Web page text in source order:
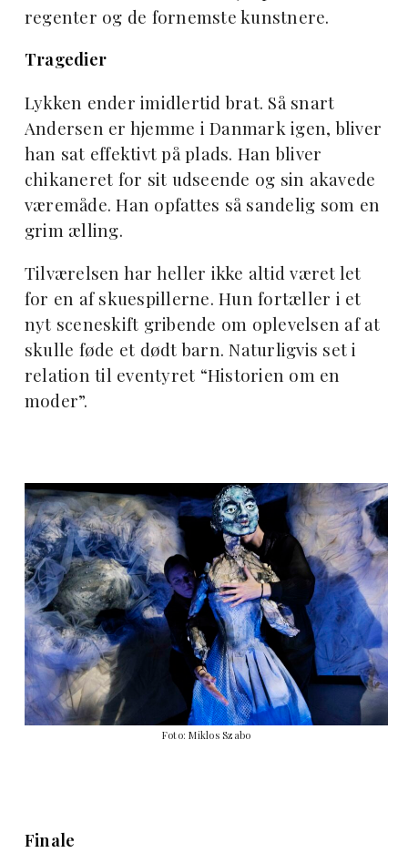
regenter og de fornemste kunstnere.
Tragedier
Lykken ender imidlertid brat. Så snart
Andersen er hjemme i Danmark igen, bliver
han sat effektivt på plads. Han bliver
chikaneret for sit udseende og sin akavede
væremåde. Han opfattes så sandelig som en
grim ælling.
Tilværelsen har heller ikke altid været let
for en af skuespillerne. Hun fortæller i et
nyt sceneskift gribende om oplevelsen af at
skulle føde et dødt barn. Naturligvis set i
relation til eventyret “Historien om en
moder”.
Foto: Miklos Szabo
Finale